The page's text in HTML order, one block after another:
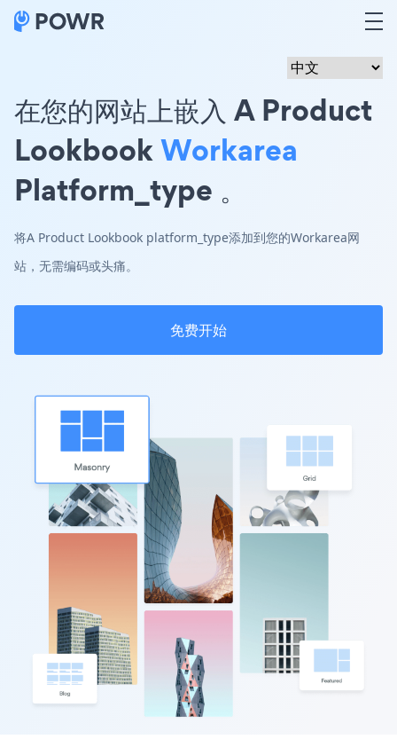
在您的网站上嵌入 A Product
LookbookWorkarea
Platform_type 。
将A Product Lookbook platform_type添加到您的Workarea网
站，无需编码或头痛。
免费开始